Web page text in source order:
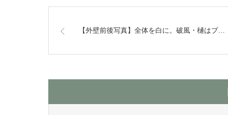
【外壁前後写真】全体を白に。破風・樋はブ…